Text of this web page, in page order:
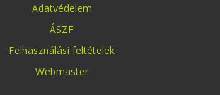
Adatvédelem
ÁSZF
Felhasználási feltételek
Webmaster